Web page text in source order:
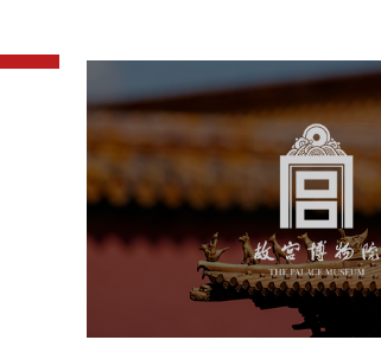
故宫博
文化艺术 博物馆
博物馆网站建设
景区网站
万能专题
网站代